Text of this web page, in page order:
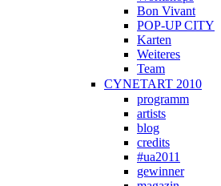
Bon Vivant
POP-UP CITY
Karten
Weiteres
Team
CYNETART 2010
programm
artists
blog
credits
#ua2011
gewinner